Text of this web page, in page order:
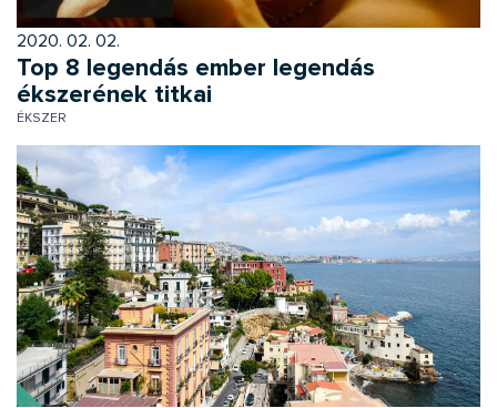
2020. 02. 02.
Top 8 legendás ember legendás
ékszerének titkai
ÉKSZER